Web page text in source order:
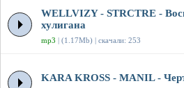
WELLVIZY - STRCTRE -
хулигана
mp3 | (1.17Mb) | скачали: 253
KARA KROSS - MANIL -